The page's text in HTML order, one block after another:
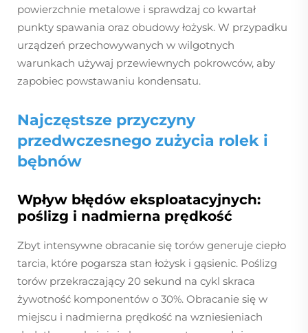
powierzchnie metalowe i sprawdzaj co kwartał
punkty spawania oraz obudowy łożysk. W przypadku
urządzeń przechowywanych w wilgotnych
warunkach używaj przewiewnych pokrowców, aby
zapobiec powstawaniu kondensatu.
Najczęstsze przyczyny
przedwczesnego zużycia rolek i
bębnów
Wpływ błędów eksploatacyjnych:
poślizg i nadmierna prędkość
Zbyt intensywne obracanie się torów generuje ciepło
tarcia, które pogarsza stan łożysk i gąsienic. Poślizg
torów przekraczający 20 sekund na cykl skraca
żywotność komponentów o 30%. Obracanie się w
miejscu i nadmierna prędkość na wzniesieniach